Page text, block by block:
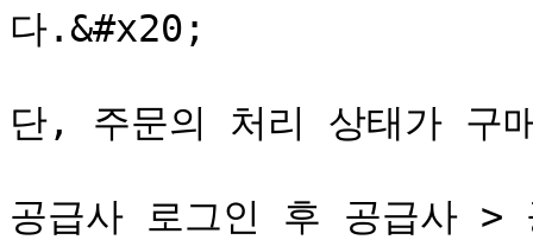
다.&#x20;
단, 주문의 처리 상태가 구
공급사 로그인 후 공급사 >